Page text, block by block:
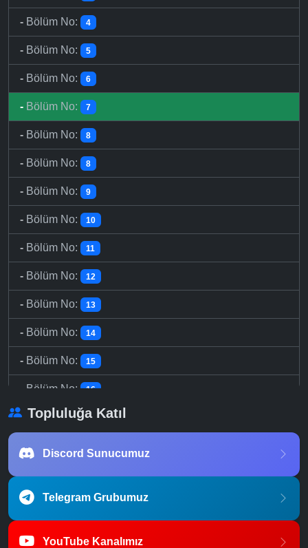
- Bölüm No: 4
- Bölüm No: 5
- Bölüm No: 6
- Bölüm No: 7
- Bölüm No: 8
- Bölüm No: 8
- Bölüm No: 9
- Bölüm No: 10
- Bölüm No: 11
- Bölüm No: 12
- Bölüm No: 13
- Bölüm No: 14
- Bölüm No: 15
Bölüm No: 16
Topluluğa Katıl
Discord Sunucumuz
Telegram Grubumuz
YouTube Kanalımız